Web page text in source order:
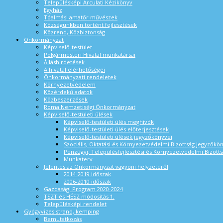
Településképi Arculati Kézikönyv
Egyház
Tóalmási amatőr művészek
Községünkben történt fejlesztések
Közrend, Közbiztonság
Önkormányzat
Képviselő-testület
Polgármesteri Hivatal munkatársai
Álláshirdetések
A hivatal elérhetőségei
Önkormányzati rendeletek
Környezetvédelem
Közérdekű adatok
Közbeszerzések
Roma Nemzetiségi Önkormányzat
Képviselő-testületi ülések
Képviselő-testületi ülés meghívók
Képviselő-testületi ülés előterjesztések
Képviselő-testületi ülések jegyzőkönyvei
Szociális, Oktatási és Környezetvédelmi Bizottság
Pénzügyi, Településfejlesztési és Környezetvédelmi
Munkaterv
Jelentés az Önkormányzat vagyoni helyzetéről
2014-2019 időszak
2006-2010 időszak
Gazdasági Program 2020-2024
TSZT és HÉSZ módosítás 1.
Településképi rendelet
Gyógyvizes strand, kemping
Bemutatkozás